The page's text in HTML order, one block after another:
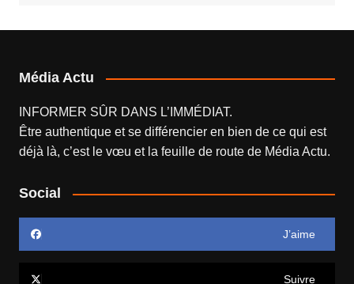
Média Actu
INFORMER SÛR DANS L’IMMÉDIAT.
Être authentique et se différencier en bien de ce qui est
déjà là, c’est le vœu et la feuille de route de Média Actu.
Social
J’aime
Suivre